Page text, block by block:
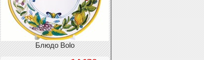
Блюдо Bolo